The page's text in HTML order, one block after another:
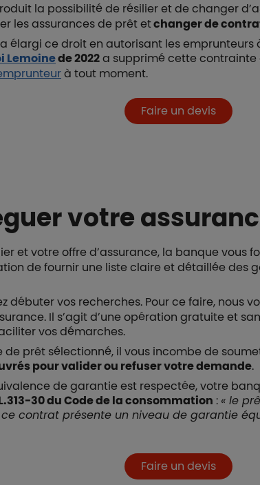
la possibilité de résilier et de changer
les assurances de prêt etchanger de
a élargi ce droit en autorisant les
Lemoinede 2022a supprimé cette contrainte
à tout moment.
Faire un devis
votre
et votre offre d’assurance, la banque vous
de fournir une liste claire et détaillée des
débuter vos recherches. Pour ce faire, nous
Il s’agit d’une opération gratuite et
vos démarches.
prêt sélectionné, il vous incombe de
pour valider ou refuser votre demande.
de garantie est respectée, votre
30 du Code de la consommation : « le
contrat présente un niveau de garantie
Faire un devis